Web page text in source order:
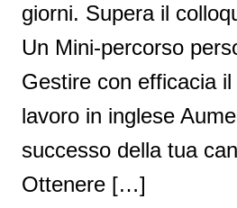
giorni. Supera il
Un Mini-percorso
Gestire con efficacia
lavoro in inglese
successo della tua
Ottenere […]